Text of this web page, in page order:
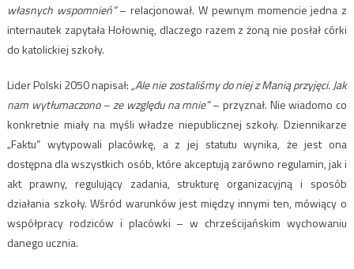
własnych wspomnień”– relacjonował. W pewnym momencie jedna z
internautek zapytała Hołownię, dlaczego razem z żoną nie posłał córki
do katolickiej szkoły.
Lider Polski 2050 napisał: „Ale nie zostaliśmy do niej z Manią przyjęci. Jak
nam wytłumaczono – ze względu na mnie”– przyznał. Nie wiadomo co
konkretnie miały na myśli władze niepublicznej szkoły. Dziennikarze
„Faktu” wytypowali placówkę, a z jej statutu wynika, że jest ona
dostępna dla wszystkich osób, które akceptują zarówno regulamin, jak i
akt prawny, regulujący zadania, strukturę organizacyjną i sposób
działania szkoły. Wśród warunków jest między innymi ten, mówiący o
współpracy rodziców i placówki – w chrześcijańskim wychowaniu
danego ucznia.